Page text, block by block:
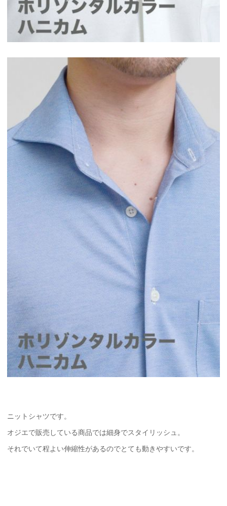
ニットシャツです。
オジエで販売している商品では細身でスタイリッシュ。
それでいて程よい伸縮性があるのでとても動きやすいです。